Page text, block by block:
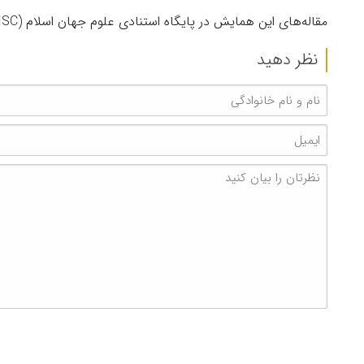
مقاله‌های این همایش در پایگاه استنادی علوم جهان اسلام (ISC) نمایه خواهد شد.
نظر دهید